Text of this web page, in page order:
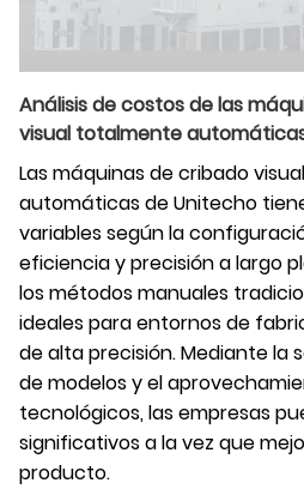
Análisis de costos de las
visual totalmente
Las máquinas de cribado
automáticas de Unitecho
variables según la
eficiencia y precisión a largo
los métodos manuales
ideales para entornos de
de alta precisión. Mediante la
de modelos y el
tecnológicos, las empresas
significativos a la vez que
producto.